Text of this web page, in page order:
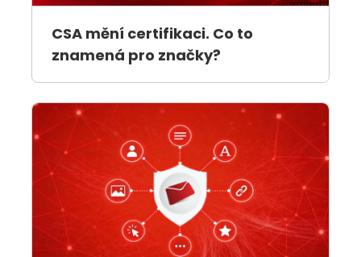
CSA mění certifikaci. Co to
znamená pro značky?